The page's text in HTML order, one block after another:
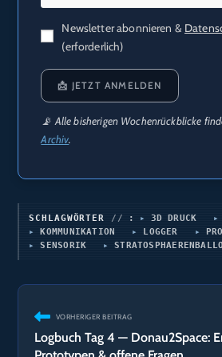
Newsletter abonnieren &
(erforderlich)
📩 JETZT ANMELDEN
📡 Alle bisherigen Wochenrückblicke
Archiv.
SCHLAGWÖRTER : 3D DRUCK
KOMMUNIKATION
LOGGER
SENSORIK
Weitere
Artikel
ansehen
VORHERIGER BEITRAG
Logbuch Tag 4 — Donau2Space: